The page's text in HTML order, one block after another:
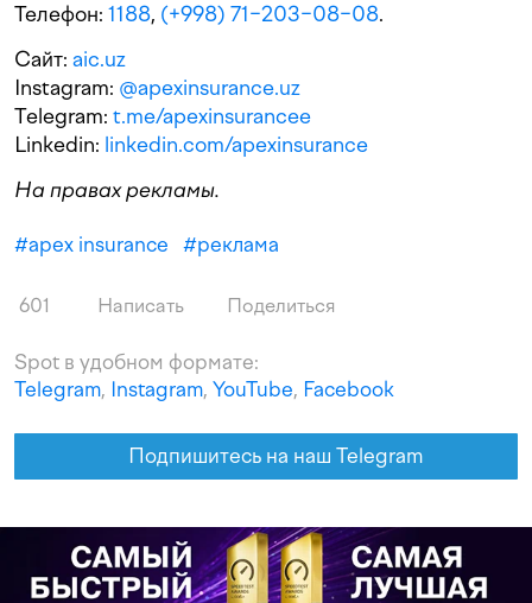
Телефон: 1188, (+998) 71−203−08−08.
Сайт: aic.uz
Instagram: @apexinsurance.uz
Telegram: t.me/apexinsurancee
Linkedin: linkedin.com/apexinsurance
На правах рекламы.
#apex insurance #реклама
601 Написать Поделиться
Spot в удобном формате:
Telegram, Instagram, YouTube, Facebook
Подпишитесь на наш Telegram